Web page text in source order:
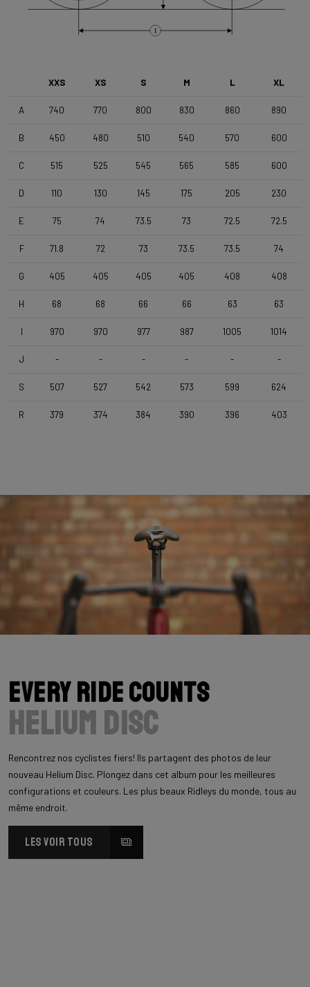
Type de frein
Shimano RS171 DB , Shimano 11s , Clincher
Vittoria Zaffiro Pro , 700x25c , Black
Cintre
Potence
Tige de selle
Selle
Selle Italia Model X , Black
Limite de poids
112 KG (Bike included)
I
XXS XS S M L XL
A 740 770 800 830 860 890
B 450 480 510 540 570 600
C 515 525 545 565 585 600
D 110 130 145 175 205 230
E 75 74 73.5 73 72.5 72.5
F 71.8 72 73 73.5 73.5 74
G 405 405 405 405 408 408
H 68 68 66 66 63 63
I 970 970 977 987 1005 1014
J - - - - - -
S 507 527 542 573 599 624
R 379 374 384 390 396 403
Every Ride Counts
Helium Disc
Rencontrez nos cyclistes fiers! Ils partagent des photos de leur
nouveau Helium Disc. Plongez dans cet album pour les meilleures
configurations et couleurs. Les plus beaux Ridleys du monde, tous au
même endroit.
LES VOIR TOUS